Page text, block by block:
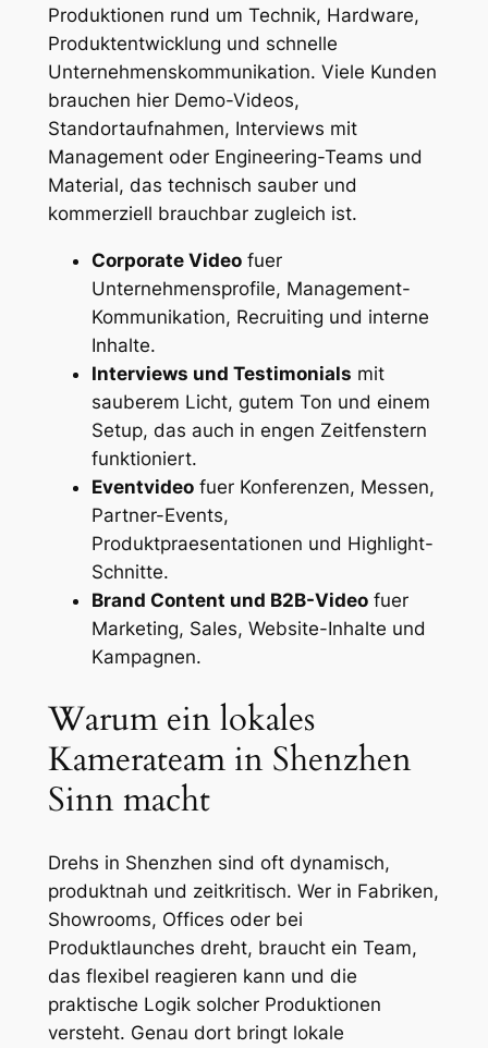
Produktionen rund um Technik, Hardware,
Produktentwicklung und schnelle
Unternehmenskommunikation. Viele Kunden
brauchen hier Demo-Videos,
Standortaufnahmen, Interviews mit
Management oder Engineering-Teams und
Material, das technisch sauber und
kommerziell brauchbar zugleich ist.
Corporate Videofuer
Unternehmensprofile, Management-
Kommunikation, Recruiting und interne
Inhalte.
Interviews und Testimonials mit
sauberem Licht, gutem Ton und einem
Setup, das auch in engen Zeitfenstern
funktioniert.
Eventvideofuer Konferenzen, Messen,
Partner-Events,
Produktpraesentationen und Highlight-
Schnitte.
Brand Content und B2B-Videofuer
Marketing, Sales, Website-Inhalte und
Kampagnen.
Warum ein lokales
Kamerateam in Shenzhen
Sinn macht
Drehs in Shenzhen sind oft dynamisch,
produktnah und zeitkritisch. Wer in Fabriken,
Showrooms, Offices oder bei
Produktlaunches dreht, braucht ein Team,
das flexibel reagieren kann und die
praktische Logik solcher Produktionen
versteht. Genau dort bringt lokale